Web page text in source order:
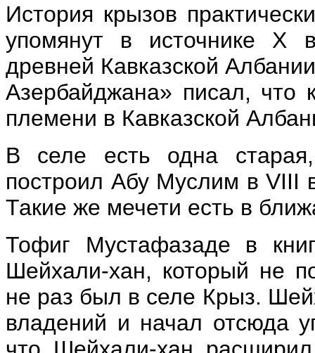
История крызов
упомянут в источнике Х
древней Кавказской
Азербайджана» писал,
племени в Кавказской
В селе есть одна
построил Абу Муслим в VIII
Такие же мечети есть в
Тофиг Мустафазаде в
Шейхали-хан, который не
не раз был в селе Крыз.
владений и начал отсюда